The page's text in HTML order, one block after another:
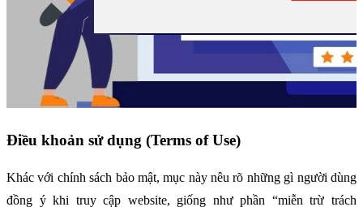
Điều khoản sử dụng (Terms of Use)
Khác với chính sách bảo mật, mục này nêu rõ những gì người dùng
đồng ý khi truy cập website, giống như phần “miễn trừ trách